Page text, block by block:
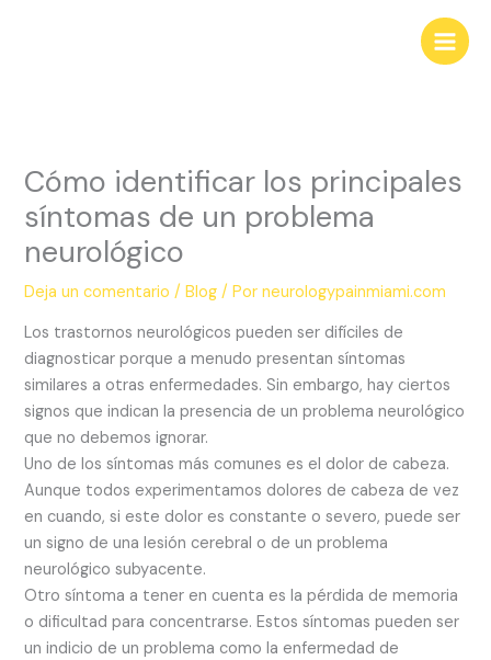
Cómo identificar los principales
síntomas de un problema
neurológico
Deja un comentario /Blog / Porneurologypainmiami.com
Los trastornos neurológicos pueden ser difíciles de
diagnosticar porque a menudo presentan síntomas
similares a otras enfermedades. Sin embargo, hay ciertos
signos que indican la presencia de un problema neurológico
que no debemos ignorar.
Uno de los síntomas más comunes es el dolor de cabeza.
Aunque todos experimentamos dolores de cabeza de vez
en cuando, si este dolor es constante o severo, puede ser
un signo de una lesión cerebral o de un problema
neurológico subyacente.
Otro síntoma a tener en cuenta es la pérdida de memoria
o dificultad para concentrarse. Estos síntomas pueden ser
un indicio de un problema como la enfermedad de